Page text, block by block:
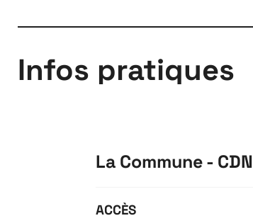
Infos pratiques
La Commune - CDN
ACCÈS